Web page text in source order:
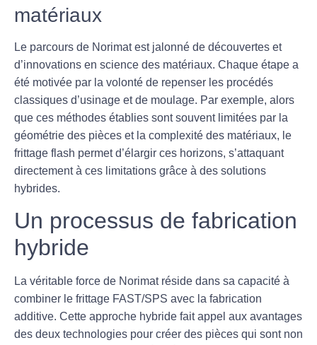
matériaux
Le parcours de Norimat est jalonné de découvertes et
d’innovations en science des matériaux. Chaque étape a
été motivée par la volonté de repenser les procédés
classiques d’usinage et de moulage. Par exemple, alors
que ces méthodes établies sont souvent limitées par la
géométrie des pièces et la complexité des matériaux, le
frittage flash permet d’élargir ces horizons, s’attaquant
directement à ces limitations grâce à des solutions
hybrides.
Un processus de fabrication
hybride
La véritable force de Norimat réside dans sa capacité à
combiner le frittage FAST/SPS avec la fabrication
additive. Cette approche hybride fait appel aux avantages
des deux technologies pour créer des pièces qui sont non